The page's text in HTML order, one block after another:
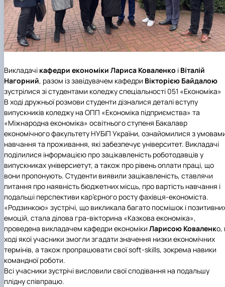
Викладачі кафедри економіки Лариса Коваленко і Віталій
Нагорний, разом із завідувачем кафедри Вікторією Байдалою
зустрілися зі студентами коледжу спеціальності 051 «Економіка»
В ході дружньої розмови студенти дізналися деталі вступу
випускників коледжу на ОПП «Економіка підприємства» та
«Міжнародна економіка» освітнього ступеня Бакалавр
економічного факультету НУБіП України, ознайомилися з
навчання та проживання, які забезпечує університет. Викладачі
поділилися інформацією про зацікавленість роботодавців у
випускниках універсиетут, а також про рівень оплати праці, що
вони пропонують. Студенти виявили зацікавленість, ставлячи
питання про наявність бюджетних місць, про вартість навчання і
подальші перспективи кар’єрного росту фахівця-економіста.
«Родзинкою» зустрічі, що викликала багато посмішок і
емоцій, стала ділова гра-вікторина «Казкова економіка»,
проведена викладачем кафедри економіки Ларисою Коваленко,
ході якої учасники змогли згадати значення низки економічних
термінів, а також пропрацювати свої soft-skills, зокрема навики
командної роботи.
Всі учасники зустрічі висловили свої сподівання на подальшу
плідну співпрацю.